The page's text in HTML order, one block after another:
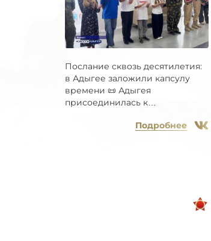
Послание сквозь десятилетия:
в Адыгее заложили капсулу
времени 📜 Адыгея
присоединилась к
Подробнее